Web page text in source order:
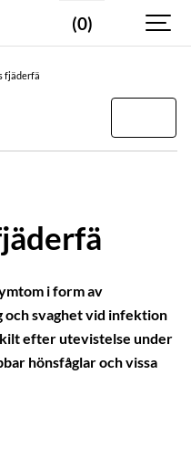
(0)
fjäderfä
i form av
och svaghet vid infektion
efter utevistelse under
hönsfåglar och vissa